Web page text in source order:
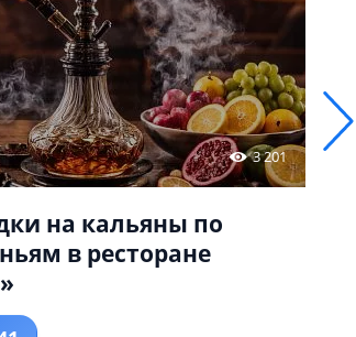
3 201
на кальяны по
в ресторане